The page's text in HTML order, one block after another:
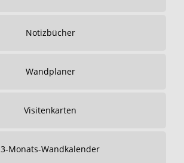
Notizbücher
Wandplaner
Visitenkarten
3-Monats-Wandkalender